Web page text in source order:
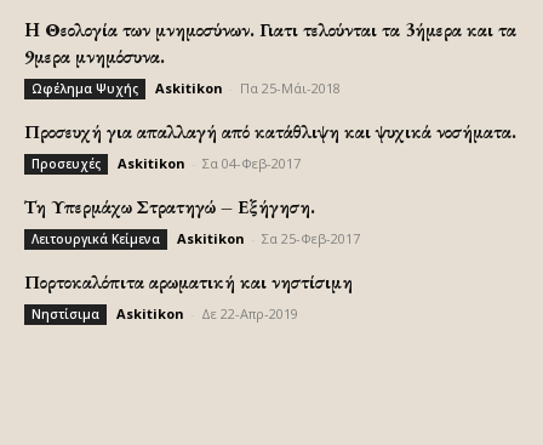
H Θεολογία των μνημοσύνων. Γιατι τελούνται τα 3ήμερα και τα
9μερα μνημόσυνα.
Ωφέλημα Ψυχής Askitikon Πα 25-Μάι-2018
Προσευχή για απαλλαγή από κατάθλιψη και ψυχικά νοσήματα.
Προσευχές Askitikon Σα 04-Φεβ-2017
Τη Υπερμάχω Στρατηγώ – Εξήγηση.
Λειτουργικά Κείμενα Askitikon Σα 25-Φεβ-2017
Πορτοκαλόπιτα αρωματική και νηστίσιμη
Νηστίσιμα Askitikon Δε 22-Απρ-2019